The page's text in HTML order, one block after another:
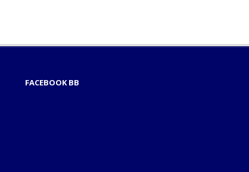
FACEBOOK BB